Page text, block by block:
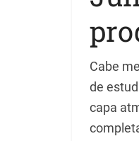
Cabe
de
capa